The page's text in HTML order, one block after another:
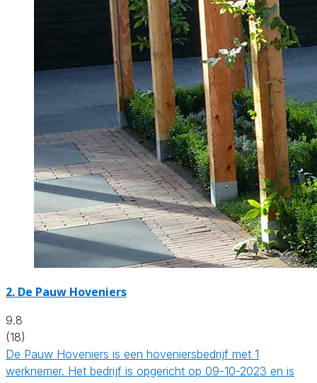
2. De Pauw Hoveniers
9.8
(18)
De Pauw Hoveniers is een hoveniersbedrijf met 1
werknemer. Het bedrijf is opgericht op 09-10-2023 en is